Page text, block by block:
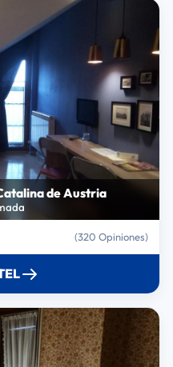
de Austria
(320 Opiniones)